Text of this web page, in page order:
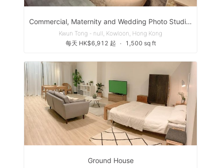
Commercial, Maternity and Wedding Photo Studio in Hong Kong
Kwun Tong - null, Kowloon, Hong Kong
每天 HK$6,912 起
∙ 1,500 sq ft
Ground House